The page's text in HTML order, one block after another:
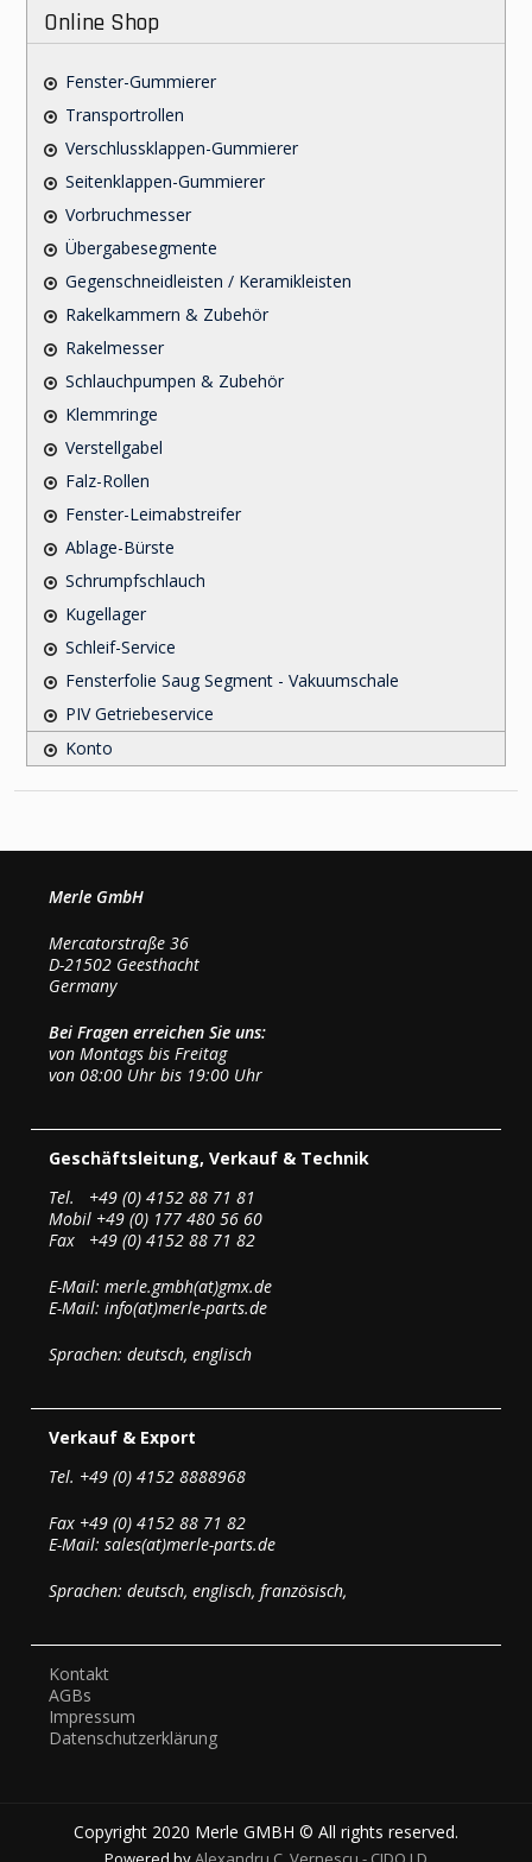
Online Shop
Fenster-Gummierer
Transportrollen
Verschlussklappen-Gummierer
Seitenklappen-Gummierer
Vorbruchmesser
Übergabesegmente
Gegenschneidleisten / Keramikleisten
Rakelkammern & Zubehör
Rakelmesser
Schlauchpumpen & Zubehör
Klemmringe
Verstellgabel
Falz-Rollen
Fenster-Leimabstreifer
Ablage-Bürste
Schrumpfschlauch
Kugellager
Schleif-Service
Fensterfolie Saug Segment - Vakuumschale
PIV Getriebeservice
Konto
Merle GmbH
Mercatorstraße 36
D-21502 Geesthacht
Germany
Bei Fragen erreichen Sie uns:
von Montags bis Freitag
von 08:00 Uhr bis 19:00 Uhr
Geschäftsleitung, Verkauf & Technik
Tel. +49 (0) 4152 88 71 81
Mobil +49 (0) 177 480 56 60
Fax +49 (0) 4152 88 71 82
E-Mail: merle.gmbh(at)gmx.de
E-Mail: info(at)merle-parts.de
Sprachen: deutsch, englisch
Verkauf & Export
Tel. +49 (0) 4152 8888968
Fax +49 (0) 4152 88 71 82
E-Mail: sales(at)merle-parts.de
Sprachen: deutsch, englisch, französisch,
Kontakt
AGBs
Impressum
Datenschutzerklärung
Copyright 2020 Merle GMBH © All rights reserved.